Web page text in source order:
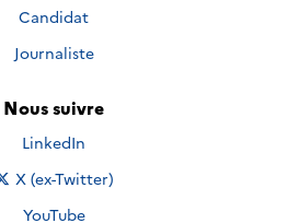
Candidat
Journaliste
Nous suivre
Nous suivre sur
LinkedIn
Nous suivre sur
X (ex-Twitter)
Nous suivre sur
YouTube